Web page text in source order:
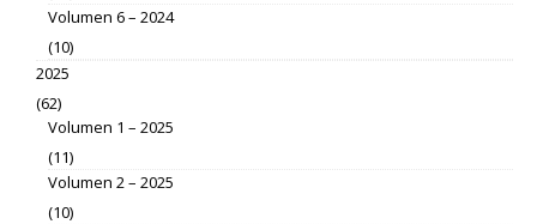
Volumen 6 – 2024
(10)
2025
(62)
Volumen 1 – 2025
(11)
Volumen 2 – 2025
(10)